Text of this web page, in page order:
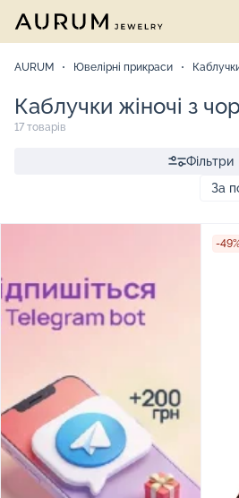
AURUM Ювелірні прикраси
Каблучки жіночі з
17 товарів
Фільтри
-